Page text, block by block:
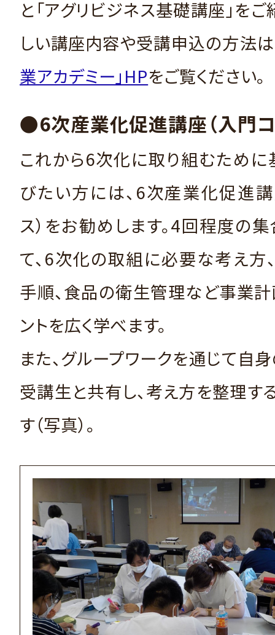
と「アグリビジネス基礎講座」をご
しい講座内容や受講申込の方法は
業アカデミー」HPをご覧ください。
●6次産業化促進講座（入門コ
これから6次化に取り組むため
びたい方には、6次産業化促進
ス）をお勧めします。4回程度の
て、6次化の取組に必要な考え方
手順、食品の衛生管理など事業
ントを広く学べます。
また、グループワークを通じて自
受講生と共有し、考え方を整理す
す（写真）。